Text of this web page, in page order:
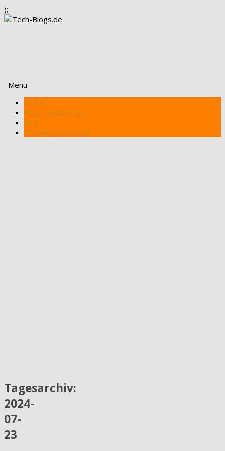
);
Menü
Zum
Inhalt
springen
Artikel
Blog registrieren
FAQ
Produkte & Review
Tagesarchiv:
2024-
07-
23